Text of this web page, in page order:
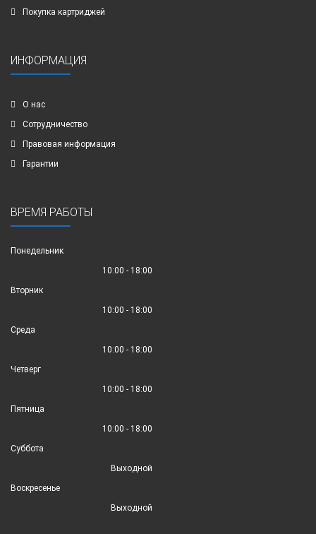
Покупка картриджей
ИНФОРМАЦИЯ
О нас
Сотрудничество
Правовая информация
Гарантии
ВРЕМЯ РАБОТЫ
Понедельник
10:00 - 18:00
Вторник
10:00 - 18:00
Среда
10:00 - 18:00
Четверг
10:00 - 18:00
Пятница
10:00 - 18:00
Суббота
Выходной
Воскресенье
Выходной